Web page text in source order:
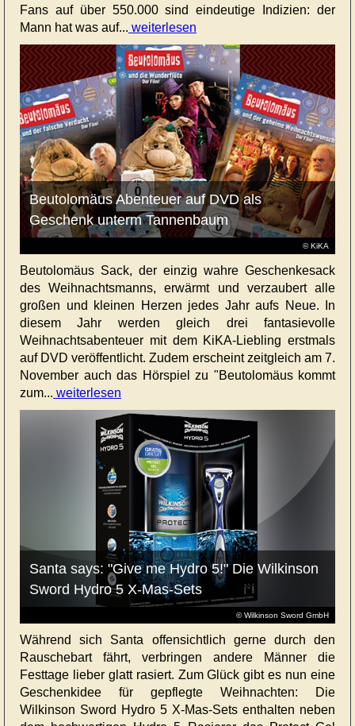
Fans auf über 550.000 sind eindeutige Indizien: der
Mann hat was auf... weiterlesen
© KiKA
Beutolomäus Abenteuer auf DVD als
Geschenk unterm Tannenbaum
Beutolomäus Sack, der einzig wahre Geschenkesack
des Weihnachtsmanns, erwärmt und verzaubert alle
großen und kleinen Herzen jedes Jahr aufs Neue. In
diesem Jahr werden gleich drei fantasievolle
Weihnachtsabenteuer mit dem KiKA-Liebling erstmals
auf DVD veröffentlicht. Zudem erscheint zeitgleich am 7.
November auch das Hörspiel zu "Beutolomäus kommt
zum... weiterlesen
© Wilkinson Sword GmbH
Santa says: "Give me Hydro 5!" Die Wilkinson
Sword Hydro 5 X-Mas-Sets
Während sich Santa offensichtlich gerne durch den
Rauschebart fährt, verbringen andere Männer die
Festtage lieber glatt rasiert. Zum Glück gibt es nun eine
Geschenkidee für gepflegte Weihnachten: Die
Wilkinson Sword Hydro 5 X-Mas-Sets enthalten neben